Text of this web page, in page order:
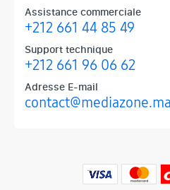
Assistance commerciale
+212 661 44 85 49
Support technique
+212 661 96 06 62
Adresse E-mail
contact@mediazone.ma
Produits phares chez
Retrouvez chez Mediazone les